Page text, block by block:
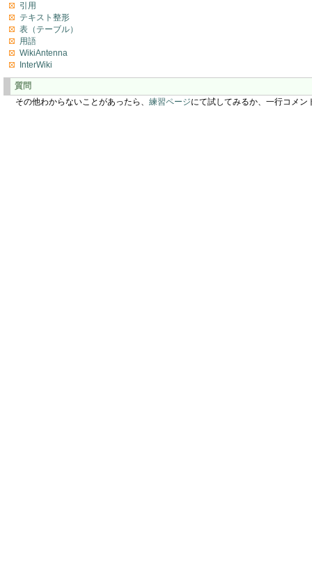
引用
テキスト整形
表（テーブル）
用語
WikiAntenna
InterWiki
質問
その他わからないことがあったら、 練習ページにて試してみるか、一行コメン